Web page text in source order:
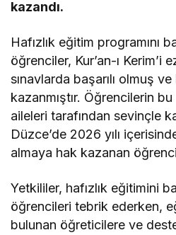
kazandı.
Hafızlık eğitim programını
öğrenciler, Kur’an-ı Kerim’i
sınavlarda başarılı olmuş
kazanmıştır. Öğrencilerin
aileleri tarafından sevinçle
Düzce’de 2026 yılı
almaya hak kazanan öğrenci
Yetkililer, hafızlık eğitimini
öğrencileri tebrik ederken,
bulunan öğreticilere ve